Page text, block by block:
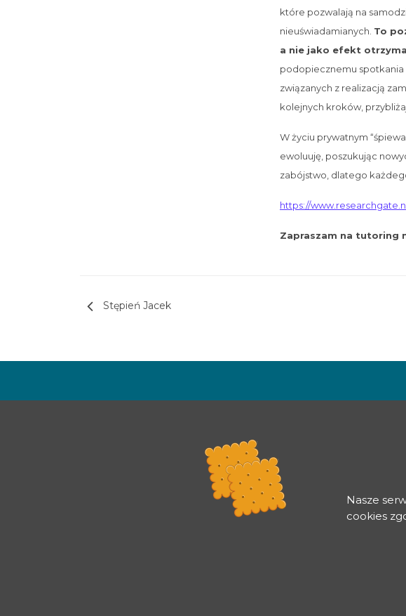
które pozwalają na
nieuświadamianych. To
a nie jako efekt
podopiecznemu spotkania
związanych z realizacją
kolejnych kroków,
W życiu prywatnym
ewoluuję, poszukując
zabójstwo, dlatego
https://
Zapraszam na tutoring
Stępień Jacek
Nasze
cookies